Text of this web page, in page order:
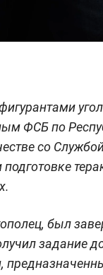
ФСБ по
со
был
задание